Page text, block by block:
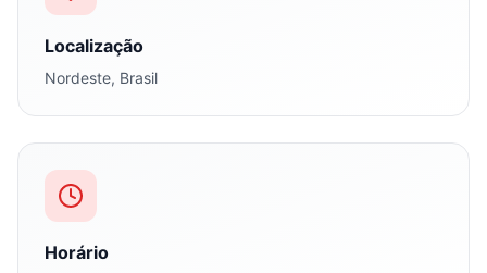
Localização
Nordeste, Brasil
Horário